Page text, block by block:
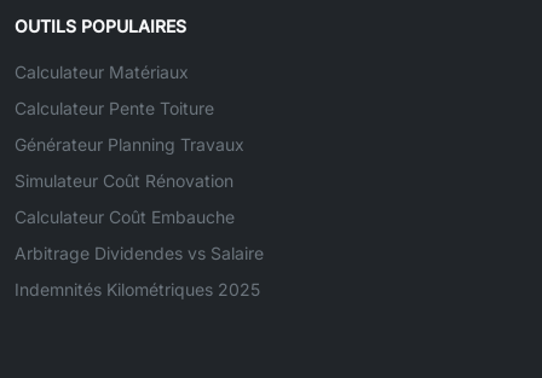
OUTILS POPULAIRES
Calculateur Matériaux
Calculateur Pente Toiture
Générateur Planning Travaux
Simulateur Coût Rénovation
Calculateur Coût Embauche
Arbitrage Dividendes vs Salaire
Indemnités Kilométriques 2025